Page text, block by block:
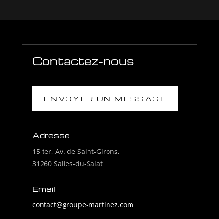
Contactez-nous
ENVOYER UN MESSAGE
Adresse
15 ter, Av. de Saint-Girons,
31260 Salies-du-Salat
Email
contact@groupe-martinez.com